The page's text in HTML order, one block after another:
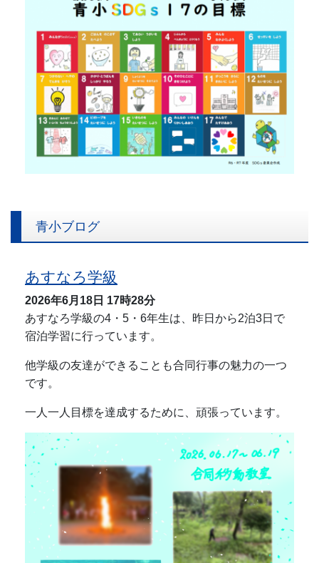
青小ブログ
あすなろ学級
2026年6月18日 17時28分
あすなろ学級の4・5・6年生は、昨日から2泊3日で
宿泊学習に行っています。
他学級の友達ができることも合同行事の魅力の一つ
です。
一人一人目標を達成するために、頑張っています。